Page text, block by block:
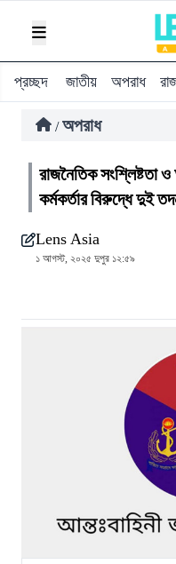
প্রচ্ছদ জাতীয় অপরাধ
/ অপরাধ
রাজনৈতিক সংশ্লিষ্টতা
কর্মকর্তার বিরুদ্ধে দুই
Lens Asia
১ আগস্ট, ২০২৫ দুপুর ১২:৫৯